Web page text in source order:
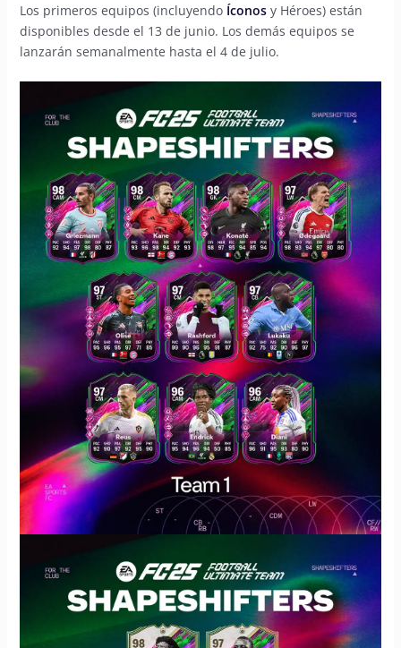
Los primeros equipos (incluyendo Íconosy Héroes) están
disponibles desde el 13 de junio. Los demás equipos se
lanzarán semanalmente hasta el 4 de julio.